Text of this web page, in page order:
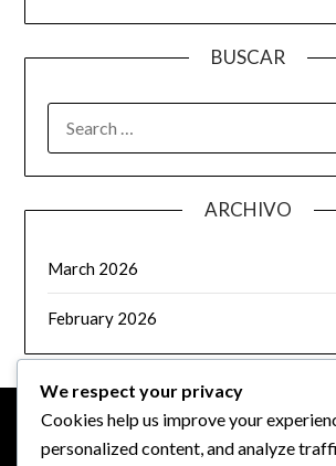
BUSCAR
FOR:
ARCHIVO
March 2026
February 2026
LEGAL
We respect your privacy
Cookies help us improve your
personalized content, and analyze